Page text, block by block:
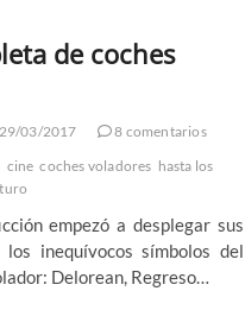
de coches
29/03/2017
8 comentarios
cine coches voladores hasta los
empezó a desplegar sus
inequívocos símbolos del
Delorean, Regreso…